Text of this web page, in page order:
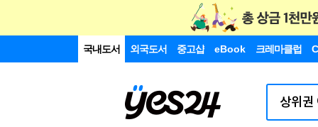
국내도서 외국도서 중고샵 eBook 크레마클럽